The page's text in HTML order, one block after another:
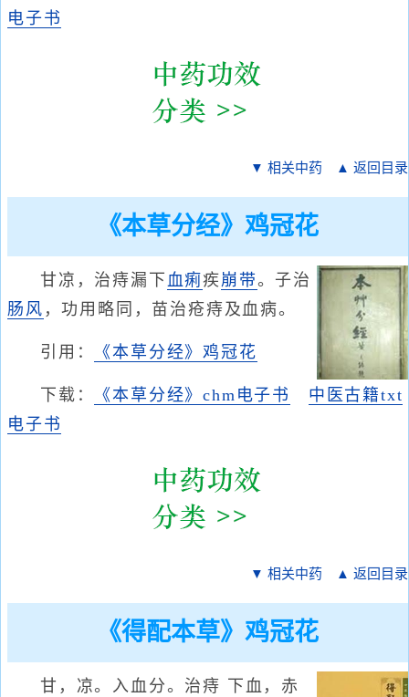
电子书
▼ 相关中药 ▲ 返回目录
《本草分经》鸡冠花
甘凉，治痔漏下 血痢疾崩带。子治
肠风 ，功用略同，苗治疮痔及血病。
引用： 《本草分经》鸡冠花
下载： 《本草分经》chm电子书
中医古籍txt
电子书
▼ 相关中药 ▲ 返回目录
《得配本草》鸡冠花
甘，凉。入血分。治痔 下血，赤